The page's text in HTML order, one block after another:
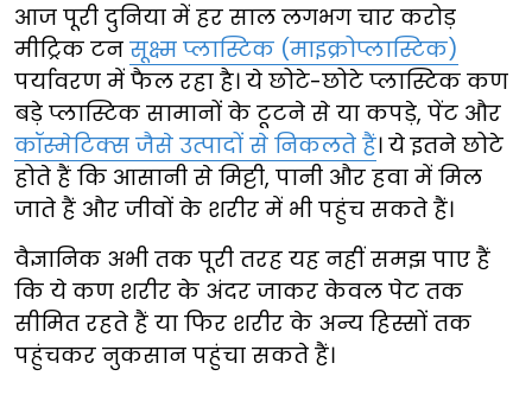
आज पूरी दुनिया में हर साल लगभग चार करोड़
मीट्रिक टन सूक्ष्म प्लास्टिक (माइक्रोप्लास्टिक)
पर्यावरण में फैल रहा है। ये छोटे-छोटे प्लास्टिक कण
बड़े प्लास्टिक सामानों के टूटने से या कपड़े, पेंट और
कॉस्मेटिक्स जैसे उत्पादों से निकलते हैं। ये इतने छोटे
होते हैं कि आसानी से मिट्टी, पानी और हवा में मिल
जाते हैं और जीवों के शरीर में भी पहुंच सकते हैं।
वैज्ञानिक अभी तक पूरी तरह यह नहीं समझ पाए हैं
कि ये कण शरीर के अंदर जाकर केवल पेट तक
सीमित रहते हैं या फिर शरीर के अन्य हिस्सों तक
पहुंचकर नुकसान पहुंचा सकते हैं।